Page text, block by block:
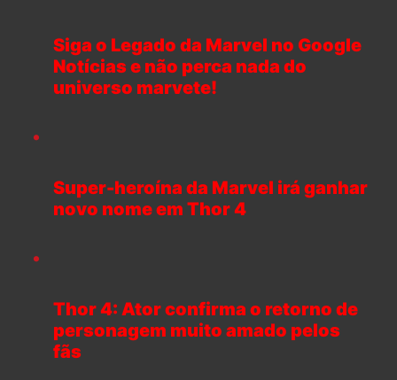
Siga o Legado da Marvel no Google
Notícias e não perca nada do
universo marvete!
Super-heroína da Marvel irá ganhar
novo nome em Thor 4
Thor 4: Ator confirma o retorno de
personagem muito amado pelos
fãs